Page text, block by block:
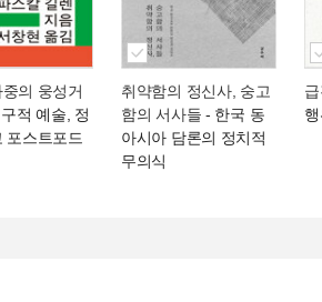
의 웅성거
적 예술, 정
포스트포드
취약함의 정신사, 숭고
함의 서사들 - 한국 동
아시아 담론의 정치적
무의식